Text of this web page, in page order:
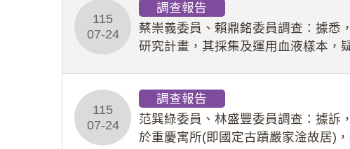
115
07-24
調查報告
蔡崇義委員、賴鼎銘委員調查：據悉
研究計畫，其採集及運用血液樣本，
115
07-24
調查報告
范巽綠委員、林盛豐委員調查：據訴
於重慶寓所(即國定古蹟嚴家淦故居)